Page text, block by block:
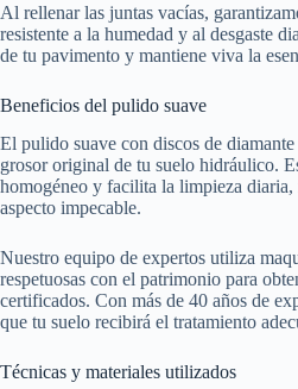
Al rellenar las juntas vacías,
resistente a la humedad y al desgaste
de tu pavimento y mantiene viva la
Beneficios del pulido suave
El pulido suave con discos de diamante
grosor original de tu suelo hidráulico.
homogéneo y facilita la limpieza
aspecto impecable.
Nuestro equipo de expertos utiliza
respetuosas con el patrimonio para
certificados. Con más de 40 años de
que tu suelo recibirá el tratamiento
Técnicas y materiales utilizados